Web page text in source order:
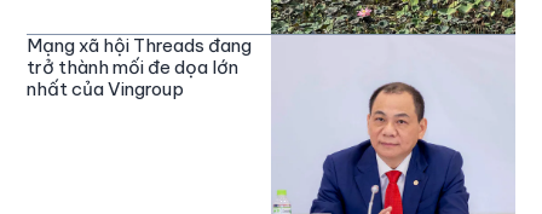
Mạng xã hội Threads đang
trở thành mối đe dọa lớn
nhất của Vingroup